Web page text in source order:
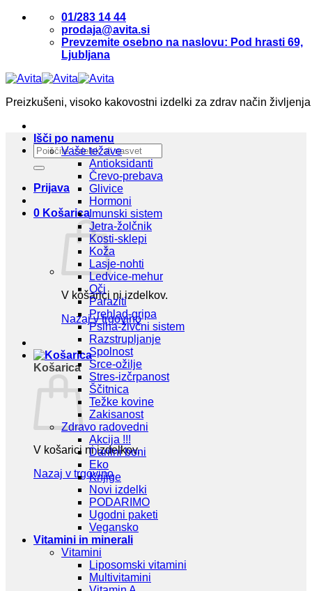
Skoči
01/283 14 44
prodaja@avita.si
Prevzemite osebno na naslovu: Pod hrasti 69,
Ljubljana
Preizkušeni, visoko kakovostni izdelki za zdrav način življenja
Išči:
Prijava
0 Košarica
V košarici ni izdelkov.
Nazaj v trgovino
Košarica
V košarici ni izdelkov.
Nazaj v trgovino
Išči po namenu
Vaše težave
Antioksidanti
Črevo-prebava
Glivice
Hormoni
Imunski sistem
Jetra-žolčnik
Kosti-sklepi
Koža
Lasje-nohti
Ledvice-mehur
Oči
Paraziti
Prehlad-gripa
Psiha-živčni sistem
Razstrupljanje
Spolnost
Srce-ožilje
Stres-izčrpanost
Ščitnica
Težke kovine
Zakisanost
Zdravo radovedni
Akcija !!!
Darilni boni
Eko
Knjige
Novi izdelki
PODARIMO
Ugodni paketi
Vegansko
Vitamini in minerali
Vitamini
Liposomski vitamini
Multivitamini